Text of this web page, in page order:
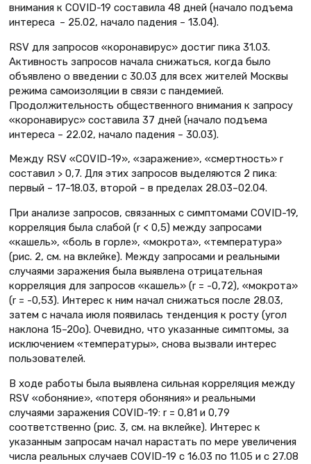
внимания к COVID-19 составила 48 дней (начало подъема
интереса – 25.02, начало падения – 13.04).
RSV для запросов «коронавирус» достиг пика 31.03.
Активность запросов начала снижаться, когда было
объявлено о введении с 30.03 для всех жителей Москвы
режима самоизоляции в связи с пандемией.
Продолжительность общественного внимания к запросу
«коронавирус» составила 37 дней (начало подъема
интереса – 22.02, начало падения – 30.03).
Между RSV «COVID-19», «заражение», «смертность» r
составил > 0,7. Для этих запросов выделяются 2 пика:
первый – 17–18.03, второй – в пределах 28.03–02.04.
При анализе запросов, связанных с симптомами COVID-19,
корреляция была слабой (r < 0,5) между запросами
«кашель», «боль в горле», «мокрота», «температура»
(рис. 2, см. на вклейке). Между запросами и реальными
случаями заражения была выявлена отрицательная
корреляция для запросов «кашель» (r = -0,72), «мокрота»
(r = -0,53). Интерес к ним начал снижаться после 28.03,
затем с начала июля появилась тенденция к росту (угол
наклона 15–20о). Очевидно, что указанные симптомы, за
исключением «температуры», снова вызвали интерес
пользователей.
В ходе работы была выявлена сильная корреляция между
RSV «обоняние», «потеря обоняния» и реальными
случаями заражения COVID-19: r = 0,81 и 0,79
соответственно (рис. 3, см. на вклейке). Интерес к
указанным запросам начал нарастать по мере увеличения
числа реальных случаев COVID-19 с 16.03 по 11.05 и с 27.08